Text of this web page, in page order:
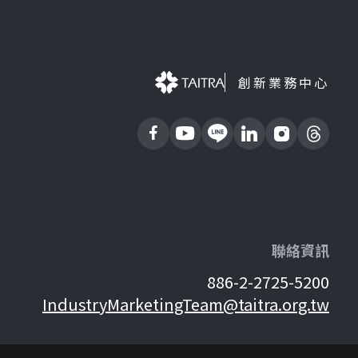
創新業務中心
聯絡資訊
886-2-2725-5200
IndustryMarketingTeam@taitra.org.tw